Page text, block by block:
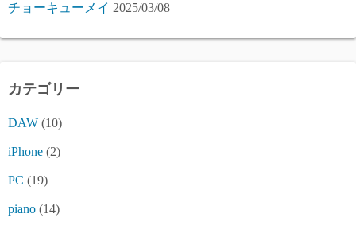
チョーキューメイ 2025/03/08
カテゴリー
DAW (10)
iPhone (2)
PC (19)
piano (14)